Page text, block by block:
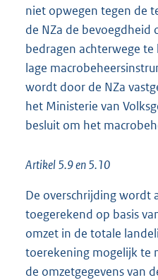
niet opwegen tegen de
de NZa de bevoegdheid
bedragen achterwege
lage
wordt door de NZa
het Ministerie van
besluit om het
Artikel 5.9 en 5.10
De overschrijding wordt
toegerekend op basis
omzet in de totale
toerekening mogelijk te
de omzetgegevens van